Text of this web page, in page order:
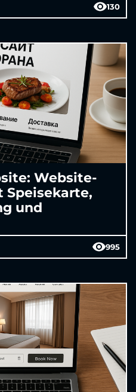
130
Website-
und
995